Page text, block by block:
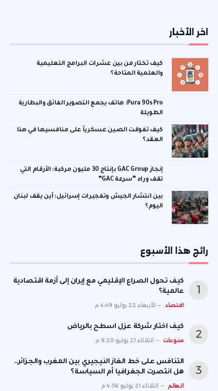
اخر الأخبار
كيف تختار من بين عشرات البرامج التعليمية
والعلمية المتاحة؟
Pura 90s Pro: هاتف يجمع التصوير الفائق والبطارية
الطويلة
كيف تفوقت الصين عسكرياً على منافسيها في هذا
العقد؟
إنجاز GAC Group بإنتاج 30 مليون مركبة: الأرقام التي
تقف وراء “سرعة GAC”
بين انتشار الجيش وتفجيرات إسرائيل: أين يقف لبنان
اليوم؟
رائج هذا الأسبوع
كيف تحول الصراع الإقليمي مع إيران إلى أزمة اقتصادية
عالمية؟
اقتصاد الأربعاء 22 يوليو 4:49 م
كيف اختار شركة عزل اسطح بالرياض
منوعات الثلاثاء 21 يوليو 9:20 م
التنافس على خط الغاز النيجيري بين المغرب والجزائر..
هل انتصرت الجغرافيا أم السياسة؟
العالم الثلاثاء 21 يوليو 4:36 م